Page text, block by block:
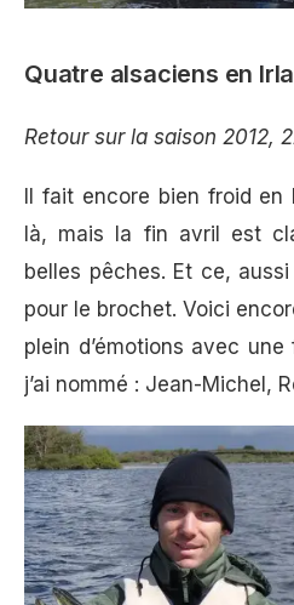
Quatre alsaciens en
Retour sur la saison 2012,
Il fait encore bien froid
là, mais la fin avril est
belles pêches. Et ce,
pour le brochet. Voici
plein d’émotions avec une
j’ai nommé : Jean-Michel,